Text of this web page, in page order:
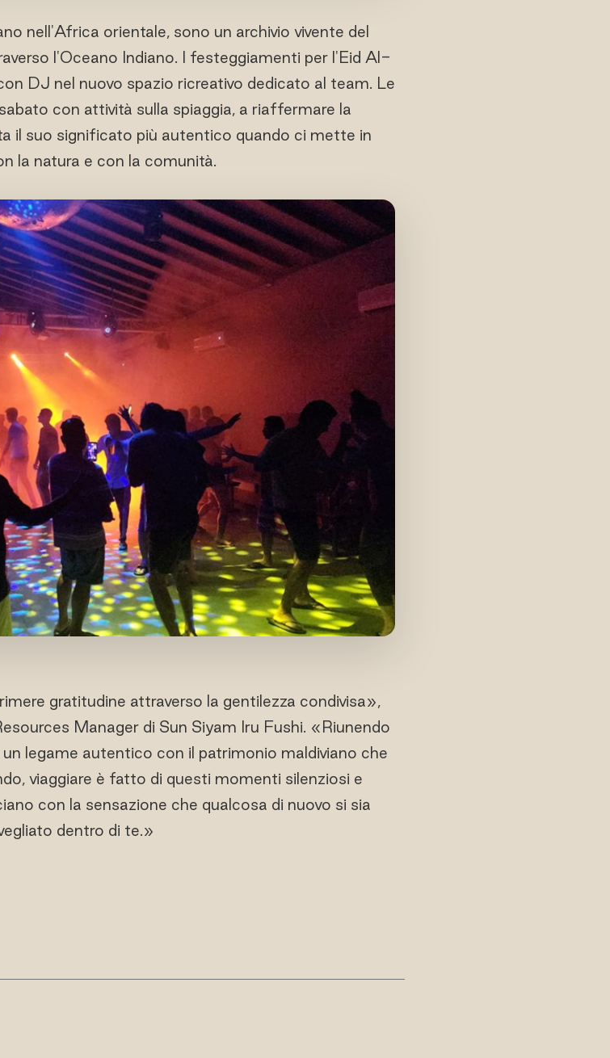
nell'Africa orientale, sono un archivio vivente del
l'Oceano Indiano. I festeggiamenti per l'Eid Al-
DJ nel nuovo spazio ricreativo dedicato al team. Le
con attività sulla spiaggia, a riaffermare la
il suo significato più autentico quando ci mette in
la natura e con la comunità.
gratitudine attraverso la gentilezza condivisa»,
Manager di Sun Siyam Iru Fushi. «Riunendo
legame autentico con il patrimonio maldiviano che
viaggiare è fatto di questi momenti silenziosi e
con la sensazione che qualcosa di nuovo si sia
dentro di te.»